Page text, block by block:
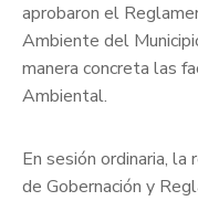
aprobaron el
Ambiente del
manera concreta las
Ambiental.
En sesión ordinaria,
de Gobernación y